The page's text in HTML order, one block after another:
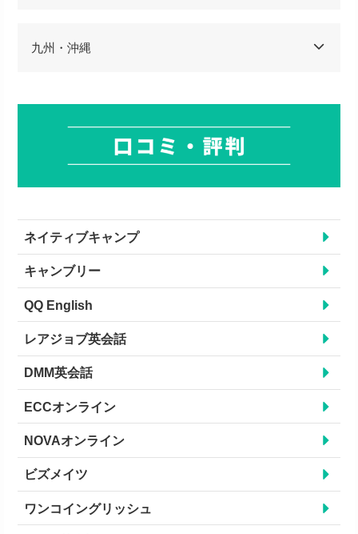
九州・沖縄
ネイティブキャンプ
キャンブリー
QQ English
レアジョブ英会話
DMM英会話
ECCオンライン
NOVAオンライン
ビズメイツ
ワンコイングリッシュ